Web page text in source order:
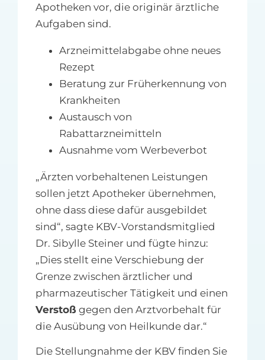
Apotheken vor, die originär ärztliche
Aufgaben sind.
Arzneimittelabgabe ohne neues
Rezept
Beratung zur Früherkennung von
Krankheiten
Austausch von
Rabattarzneimitteln
Ausnahme vom Werbeverbot
„Ärzten vorbehaltenen Leistungen
sollen jetzt Apotheker übernehmen,
ohne dass diese dafür ausgebildet
sind“, sagte KBV-Vorstandsmitglied
Dr. Sibylle Steiner und fügte hinzu:
„Dies stellt eine Verschiebung der
Grenze zwischen ärztlicher und
pharmazeutischer Tätigkeit und einen
Verstoßgegen den Arztvorbehalt für
die Ausübung von Heilkunde dar.“
Die Stellungnahme der KBV finden Sie